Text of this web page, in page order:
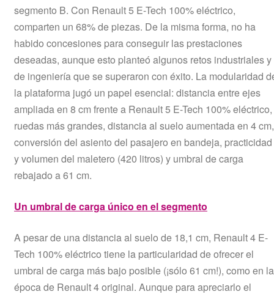
segmento B. Con Renault 5 E-Tech 100% eléctrico,
comparten un 68% de piezas. De la misma forma, no ha
habido concesiones para conseguir las prestaciones
deseadas, aunque esto planteó algunos retos industriales y
de ingeniería que se superaron con éxito. La modularidad
la plataforma jugó un papel esencial: distancia entre ejes
ampliada en 8 cm frente a Renault 5 E-Tech 100% eléctrico,
ruedas más grandes, distancia al suelo aumentada en 4 cm,
conversión del asiento del pasajero en bandeja, practicidad
y volumen del maletero (420 litros) y umbral de carga
rebajado a 61 cm.
Un umbral de carga único en el segmento
A pesar de una distancia al suelo de 18,1 cm, Renault 4 E-
Tech 100% eléctrico tiene la particularidad de ofrecer el
umbral de carga más bajo posible (¡sólo 61 cm!), como en la
época de Renault 4 original. Aunque para apreciarlo el